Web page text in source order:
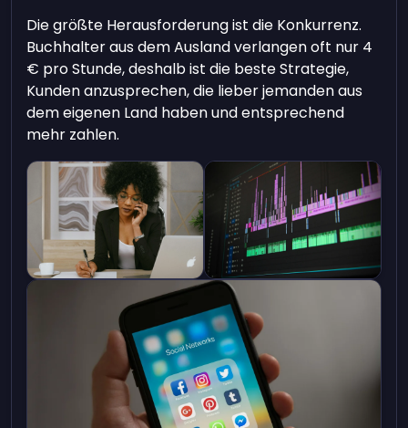
Die größte Herausforderung ist die Konkurrenz.
Buchhalter aus dem Ausland verlangen oft nur 4
€ pro Stunde, deshalb ist die beste Strategie,
Kunden anzusprechen, die lieber jemanden aus
dem eigenen Land haben und entsprechend
mehr zahlen.